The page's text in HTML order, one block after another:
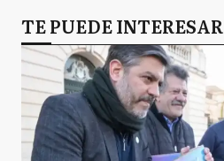
TE PUEDE INTERESAR